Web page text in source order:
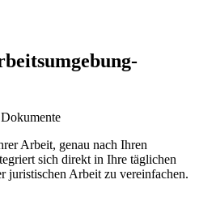
Arbeit, genau nach Ihren
sich direkt in Ihre täglichen
juristischen Arbeit zu vereinfachen.